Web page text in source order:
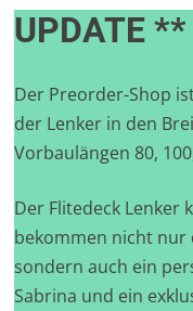
UPDATE
Der Preorder-Shop
der Lenker in den
Vorbaulängen 80,
Der Flitedeck Lenker
bekommen nicht nur
sondern auch ein
Sabrina und ein